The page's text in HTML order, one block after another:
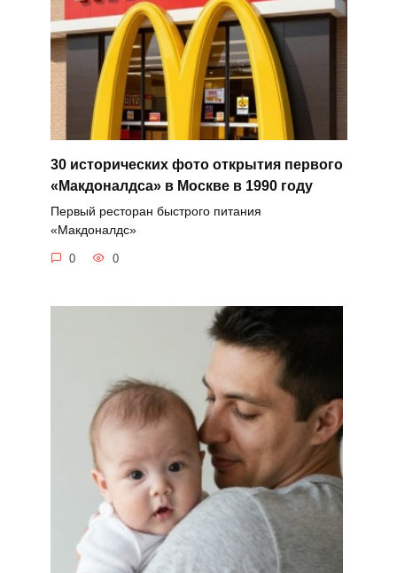
30 исторических фото открытия первого
«Макдоналдса» в Москве в 1990 году
Первый ресторан быстрого питания
«Макдоналдс»
0 0